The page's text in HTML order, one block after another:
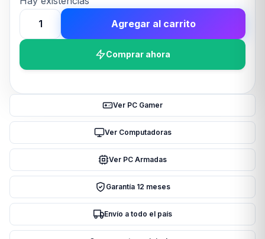
MOUSE
GAMER
cantidad
Agregar al carrito
Comprar ahora
Ver PC Gamer
Ver Computadoras
Ver PC Armadas
Garantía 12 meses
Envío a todo el país